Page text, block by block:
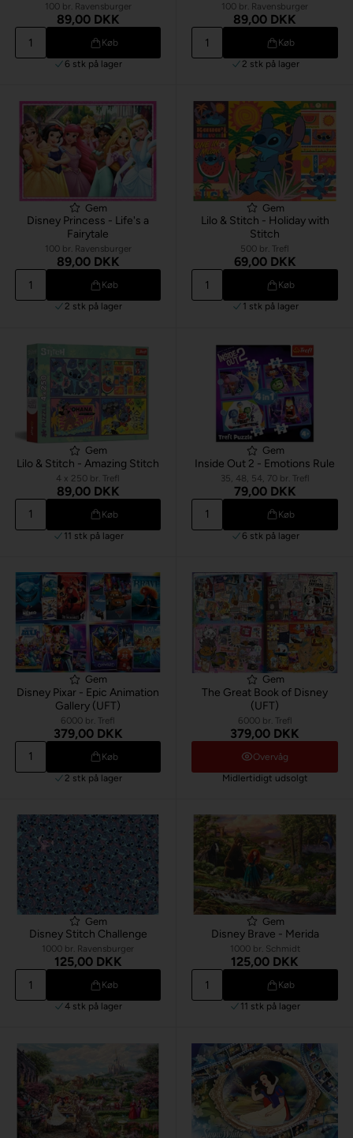
100 br. Ravensburger
89,00 DKK
Køb
6 stk på lager
100 br. Ravensburger
89,00 DKK
Køb
2 stk på lager
Gem
Disney Princess - Life's a
Fairytale
100 br. Ravensburger
89,00 DKK
Køb
2 stk på lager
Gem
Lilo & Stitch - Holiday with
Stitch
500 br. Trefl
69,00 DKK
Køb
1 stk på lager
Gem
Lilo & Stitch - Amazing Stitch
4 x 250 br. Trefl
89,00 DKK
Køb
11 stk på lager
Gem
Inside Out 2 - Emotions Rule
35, 48, 54, 70 br. Trefl
79,00 DKK
Køb
6 stk på lager
Gem
Disney Pixar - Epic Animation
Gallery (UFT)
6000 br. Trefl
379,00 DKK
Køb
2 stk på lager
Gem
The Great Book of Disney
(UFT)
6000 br. Trefl
379,00 DKK
Overvåg
Midlertidigt udsolgt
Gem
Disney Stitch Challenge
1000 br. Ravensburger
125,00 DKK
Køb
4 stk på lager
Gem
Disney Brave - Merida
1000 br. Schmidt
125,00 DKK
Køb
11 stk på lager